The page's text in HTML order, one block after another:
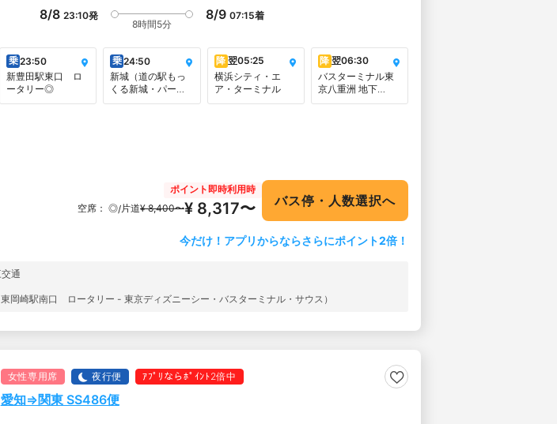
8/8 23:10発
8時間5分
8/9 07:15着
乗23:50
新豊田駅東口 ロ
ータリー◎
乗24:50
新城（道の駅もっ
くる新城・パーク
アンドライド可）
降 翌05:25
横浜シティ・エ
ア・ターミナル
降 翌06:30
バスターミナル東
京八重洲 地下
【B】おりば
ポイント即時利用時
空席： ◎/片道¥ 8,400〜¥ 8,317〜 バス停・人数選択へ
今だけ！アプリからならさらにポイント2倍！
通
岡崎駅南口 ロータリー - 東京ディズニーシー・バスターミナル・サウス）
女性専用席 夜行便 ｱﾌﾟﾘならﾎﾟｲﾝﾄ2倍中
愛知⇒関東 SS486便